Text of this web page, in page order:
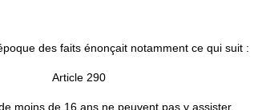
des faits énonçait notamment ce qui suit :
Article 290
moins de 16 ans ne peuvent pas y assister.